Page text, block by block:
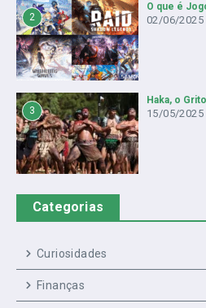
2
O que é
02/06/2025
3
Haka, o
15/05/2025
Categorias
Curiosidades
Finanças